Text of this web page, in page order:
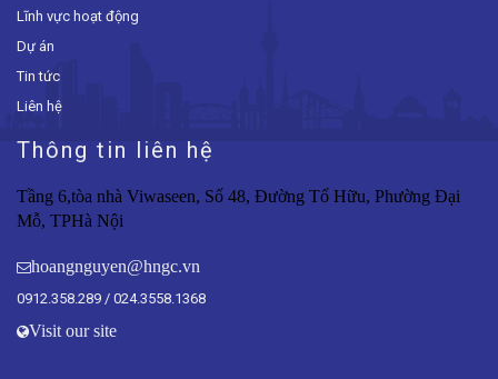
Lĩnh vực hoạt động
Dự án
Tin tức
Liên hệ
Thông tin liên hệ
Tầng 6,tòa nhà Viwaseen, Số 48, Đường Tố Hữu, Phường Đại
Mỗ, TPHà Nội
hoangnguyen@hngc.vn
0912.358.289 / 024.3558.1368
Visit our site